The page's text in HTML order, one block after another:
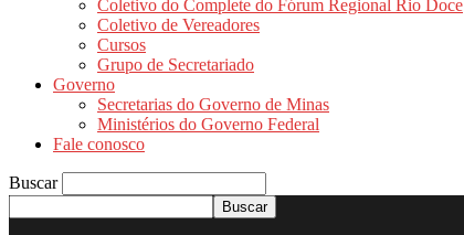
Coletivo do Complete do Fórum Regional Rio Doce
Coletivo de Vereadores
Cursos
Grupo de Secretariado
Governo
Secretarias do Governo de Minas
Ministérios do Governo Federal
Fale conosco
Buscar